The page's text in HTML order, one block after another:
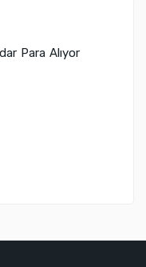
Para Alıyor